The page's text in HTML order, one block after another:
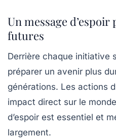
Un message
futures
Derrière chaque initiative
préparer un avenir plus
générations. Les actions
impact direct sur le
d’espoir est essentiel et
largement.